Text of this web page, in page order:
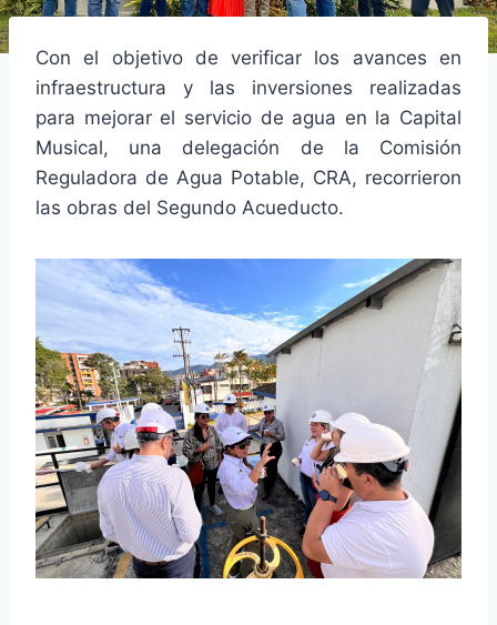
Con el objetivo de verificar los avances en
infraestructura y las inversiones realizadas
para mejorar el servicio de agua en la Capital
Musical, una delegación de la Comisión
Reguladora de Agua Potable, CRA, recorrieron
las obras del Segundo Acueducto.